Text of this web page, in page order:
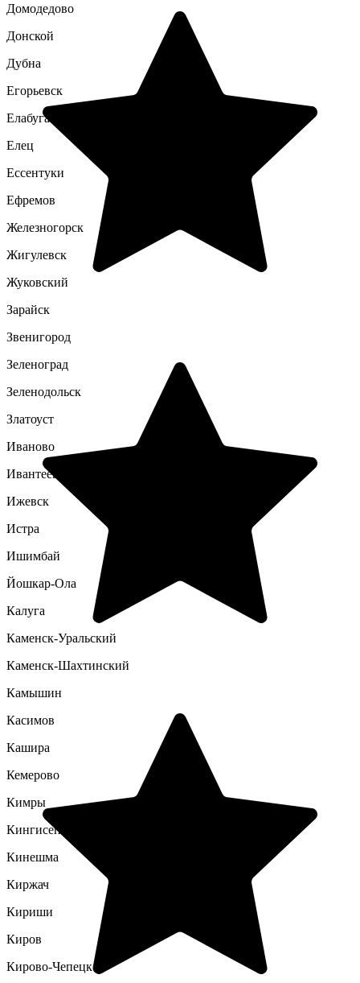
Домодедово
Донской
Дубна
Егорьевск
Елабуга
Елец
Ессентуки
Ефремов
Железногорск
Жигулевск
Жуковский
Зарайск
Звенигород
Зеленоград
Зеленодольск
Златоуст
Иваново
Ивантеевка
Ижевск
Истра
Ишимбай
Йошкар-Ола
Калуга
Каменск-Уральский
Каменск-Шахтинский
Камышин
Касимов
Кашира
Кемерово
Кимры
Кингисепп
Кинешма
Киржач
Кириши
Киров
Кирово-Чепецк